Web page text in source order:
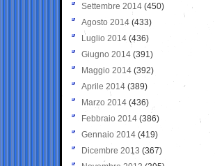
Settembre 2014 (450)
Agosto 2014 (433)
Luglio 2014 (436)
Giugno 2014 (391)
Maggio 2014 (392)
Aprile 2014 (389)
Marzo 2014 (436)
Febbraio 2014 (386)
Gennaio 2014 (419)
Dicembre 2013 (367)